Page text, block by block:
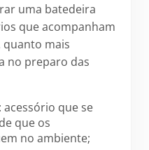
uma batedeira
que acompanham
quanto mais
no preparo das
: acessório que se
que os
no ambiente;